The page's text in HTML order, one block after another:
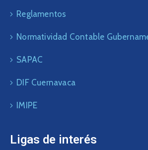
Reglamentos
Normatividad Contable
SAPAC
DIF Cuernavaca
IMIPE
Ligas de interés